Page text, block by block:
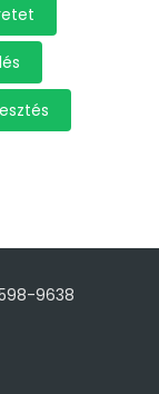
9638